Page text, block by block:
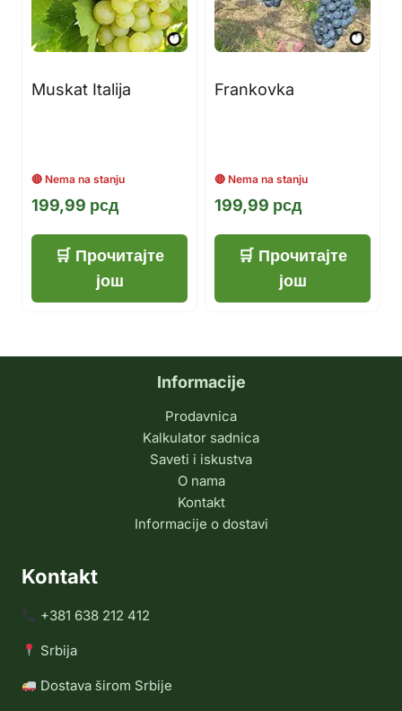
Muskat Italija
199,99 рсд
Прочитајте
још
Frankovka
199,99 рсд
Прочитајте
још
Informacije
Prodavnica
Kalkulator sadnica
Saveti i iskustva
O nama
Kontakt
Informacije o dostavi
Kontakt
+381 638 212 412
Srbija
Dostava širom Srbije